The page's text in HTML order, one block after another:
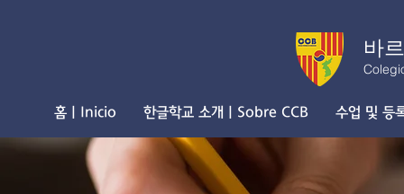
바
홈 | Inicio 한글학교 소개 | Sobre CCB 수업 및 등